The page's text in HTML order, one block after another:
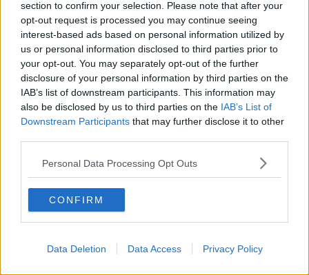
section to confirm your selection. Please note that after your
opt-out request is processed you may continue seeing
interest-based ads based on personal information utilized by
us or personal information disclosed to third parties prior to
your opt-out. You may separately opt-out of the further
disclosure of your personal information by third parties on the
IAB’s list of downstream participants. This information may
also be disclosed by us to third parties on the IAB’s List of
Downstream Participants that may further disclose it to other
Personal Data Processing Opt Outs
CONFIRM
Data Deletion Data Access Privacy Policy
Se vuoi leggere le notizie principali della Toscana iscriviti alla
Newsletter QUInews - ToscanaMedia.Arriva gratis tutti i giorni
alle 20:00 direttamente nella tua casella di posta.
Basta cliccare
QUI